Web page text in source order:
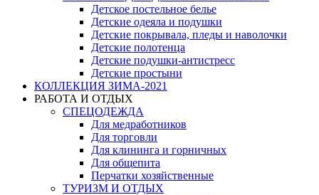
Детское постельное белье
Детские одеяла и подушки
Детские покрывала, пледы и наволочки
Детские полотенца
Детские подушки-антистресс
Детские простыни
КОЛЛЕКЦИЯ ЗИМА-2021
РАБОТА И ОТДЫХ
СПЕЦОДЕЖДА
Для медработников
Для торговли
Для клининга и горничных
Для общепита
Перчатки хозяйственные
ТУРИЗМ И ОТДЫХ